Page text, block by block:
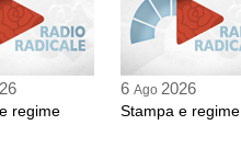
regime
6 Ago 2026
Stampa e regime